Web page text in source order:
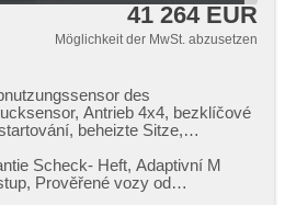
41 264 EUR
Möglichkeit der MwSt. abzusetzen
des
Antrieb 4x4, bezklíčové
beheizte Sitze,
svícení
Scheck​- Heft,​ Adaptivní M
Prověřené vozy od